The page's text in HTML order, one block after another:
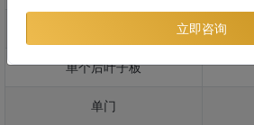
单个后叶子板
单门
立即咨询